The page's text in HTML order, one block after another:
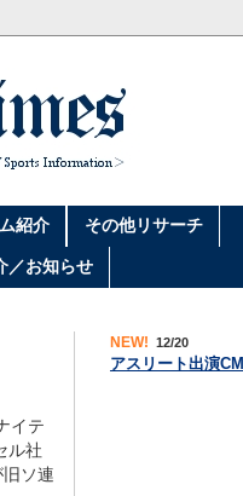
紹介 その他リサーチ
／お知らせ
イテ
ル社
ソ連
NEW! 12/20
アスリート出演CM